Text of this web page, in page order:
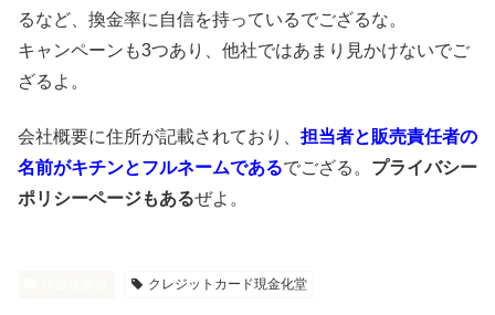
るなど、換金率に自信を持っているでござるな。
キャンペーンも3つあり、他社ではあまり見かけないでご
ざるよ。
会社概要に住所が記載されており、 担当者と販売責任者の
名前がキチンとフルネームであるでござる。 プライバシー
ポリシーページもあるぜよ。
クレジットカード現金化堂